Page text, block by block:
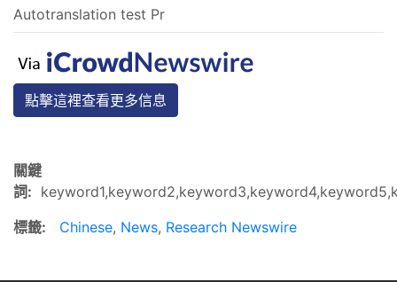
Autotranslation test Pr
點擊這裡查看更多信息
關鍵
詞:
標籤:
Chinese, News, Research Newswire